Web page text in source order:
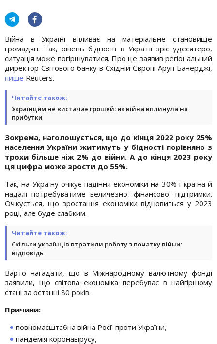
Війна в Україні впливає на матеріальне становище
громадян. Так, рівень бідності в Україні зріс удесятеро,
ситуація може погіршуватися. Про це заявив регіональний
директор Світового банку в Східній Європі Аруп Банерджі,
пише Reuters.
Читайте також:
Українцям не вистачає грошей: як війна вплинула на
прибутки
Зокрема, наголошується, що до кінця 2022 року 25%
населення України житимуть у бідності порівняно з
трохи більше ніж 2% до війни. А до кінця 2023 року
ця цифра може зрости до 55%.
Так, на Україну очікує падіння економіки на 30% і країна й
надалі потребуватиме величезної фінансової підтримки.
Очікується, що зростання економіки відновиться у 2023
році, але буде слабким.
Читайте також:
Скільки українців втратили роботу з початку війни:
відповідь
Варто нагадати, що в Міжнародному валютному фонді
заявили, що світова економіка перебуває в найгіршому
стані за останні 80 років.
Причини:
повномасштабна війна Росії проти України,
пандемія коронавірусу,